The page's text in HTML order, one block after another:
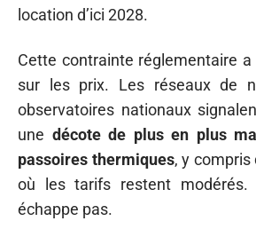
location d’ici 2028.
Cette contrainte réglementaire
sur les prix. Les réseaux de
observatoires nationaux
une décote de plus en plus
passoires thermiques, y compris
où les tarifs restent modérés.
échappe pas.